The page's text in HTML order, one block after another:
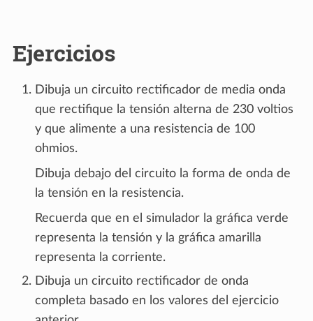
Ejercicios
Dibuja un circuito rectificador de media onda
que rectifique la tensión alterna de 230 voltios
y que alimente a una resistencia de 100
ohmios.
Dibuja debajo del circuito la forma de onda de
la tensión en la resistencia.
Recuerda que en el simulador la gráfica verde
representa la tensión y la gráfica amarilla
representa la corriente.
Dibuja un circuito rectificador de onda
completa basado en los valores del ejercicio